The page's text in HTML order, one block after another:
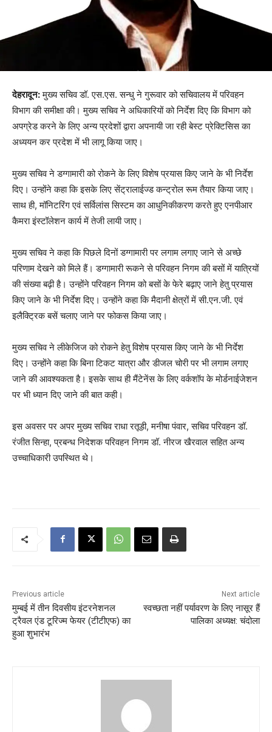
देहरादून:मुख्य सचिव डॉ. एस.एस. सन्धु ने गुरूवार को सचिवालय में परिवहन
विभाग की समीक्षा की। मुख्य सचिव ने अधिकारियों को निर्देश दिए कि विभाग को
अपग्रेड करने के लिए अन्य प्रदेशों द्वारा अपनायी जा रही बेस्ट प्रेक्टिसिस का
अध्ययन कर प्रदेश में भी लागू किया जाए।
मुख्य सचिव ने डग्गामारी को रोकने के लिए विशेष प्रयास किए जाने के भी निर्देश
दिए। उन्होंने कहा कि इसके लिए सेंट्रालाईज्ड कन्ट्रोल रूम तैयार किया जाए।
साथ ही, मॉनिटरिंग एवं सर्विलांस सिस्टम का आधुनिकीकरण करते हुए एनपीआर
कैमरा इंस्टॉलेशन कार्य में तेजी लायी जाए।
मुख्य सचिव ने कहा कि पिछले दिनों डग्गामारी पर लगाम लगाए जाने से अच्छे
परिणाम देखने को मिले हैं। डग्गामारी रूकने से परिवहन निगम की बसों में यात्रियों
की संख्या बढ़ी है। उन्होंने परिवहन निगम को बसों के फेरे बढ़ाए जाने हेतु प्रयास
किए जाने के भी निर्देश दिए। उन्होंने कहा कि मैदानी क्षेत्रों में सी.एन.जी. एवं
इलैक्ट्रिक बसें चलाए जाने पर फोकस किया जाए।
मुख्य सचिव ने लीकेजिज को रोकने हेतु विशेष प्रयास किए जाने के भी निर्देश
दिए। उन्होंने कहा कि बिना टिकट यात्रा और डीजल चोरी पर भी लगाम लगाए
जाने की आवश्यकता है। इसके साथ ही मैंटेनेंस के लिए वर्कशॉप के मोर्डनाईजेशन
पर भी ध्यान दिए जाने की बात कही।
इस अवसर पर अपर मुख्य सचिव राधा रतूड़ी, मनीषा पंवार, सचिव परिवहन डॉ.
रंजीत सिन्हा, प्रबन्ध निदेशक परिवहन निगम डॉ. नीरज खैरवाल सहित अन्य
उच्चाधिकारी उपस्थित थे।
Previous article
मुम्बई में तीन दिवसीय इंटरनेशनल
ट्रैवल एंड टूरिज्म फेयर (टीटीएफ) का
हुआ शुभारंभ
Next article
स्वच्छता नहीं पर्यावरण के लिए नासूर हैं
पालिका अध्यक्ष: चंदोला